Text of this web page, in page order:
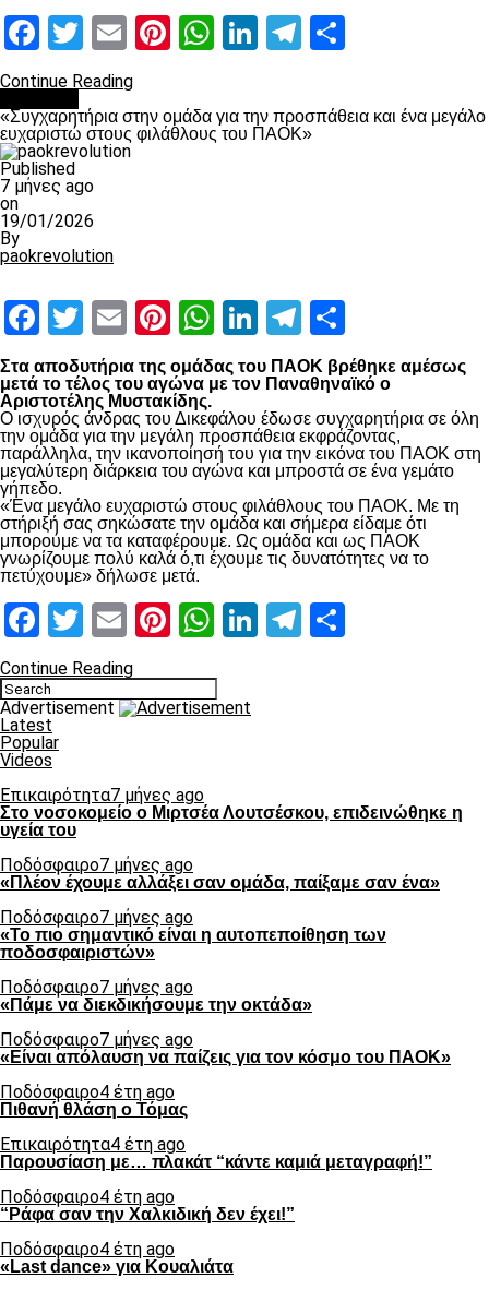
Facebook
Twitter
EmailPinterest
WhatsApp
LinkedIn
Telegram
Continue Reading
«Συγχαρητήρια στην ομάδα για την προσπάθεια και ένα μεγάλο
ευχαριστώ στους φιλάθλους του ΠΑΟΚ»
Published
7 μήνες ago
on
19/01/2026
By
paokrevolution
Facebook
Twitter
EmailPinterest
WhatsApp
LinkedIn
Telegram
Στα αποδυτήρια της ομάδας του ΠΑΟΚ βρέθηκε αμέσως
μετά το τέλος του αγώνα με τον Παναθηναϊκό ο
Αριστοτέλης Μυστακίδης.
Ο ισχυρός άνδρας του Δικεφάλου έδωσε συγχαρητήρια σε όλη
την ομάδα για την μεγάλη προσπάθεια εκφράζοντας,
παράλληλα, την ικανοποίησή του για την εικόνα του ΠΑΟΚ στη
μεγαλύτερη διάρκεια του αγώνα και μπροστά σε ένα γεμάτο
γήπεδο.
«Ένα μεγάλο ευχαριστώ στους φιλάθλους του ΠΑΟΚ. Με τη
στήριξή σας σηκώσατε την ομάδα και σήμερα είδαμε ότι
μπορούμε να τα καταφέρουμε. Ως ομάδα και ως ΠΑΟΚ
γνωρίζουμε πολύ καλά ό,τι έχουμε τις δυνατότητες να το
πετύχουμε» δήλωσε μετά.
Facebook
Twitter
EmailPinterest
WhatsApp
LinkedIn
Telegram
Continue Reading
Advertisement
Latest
Popular
Videos
Επικαιρότητα7 μήνες ago
Στο νοσοκομείο ο Μιρτσέα Λουτσέσκου, επιδεινώθηκε η
υγεία του
Ποδόσφαιρο7 μήνες ago
«Πλέον έχουμε αλλάξει σαν ομάδα, παίξαμε σαν ένα»
Ποδόσφαιρο7 μήνες ago
«Το πιο σημαντικό είναι η αυτοπεποίθηση των
ποδοσφαιριστών»
Ποδόσφαιρο7 μήνες ago
«Πάμε να διεκδικήσουμε την οκτάδα»
Ποδόσφαιρο7 μήνες ago
«Είναι απόλαυση να παίζεις για τον κόσμο του ΠΑΟΚ»
Ποδόσφαιρο4 έτη ago
Πιθανή θλάση ο Τόμας
Επικαιρότητα4 έτη ago
Παρουσίαση με… πλακάτ “κάντε καμιά μεταγραφή!”
Ποδόσφαιρο4 έτη ago
“Ράφα σαν την Χαλκιδική δεν έχει!”
Ποδόσφαιρο4 έτη ago
«Last dance» για Κουαλιάτα